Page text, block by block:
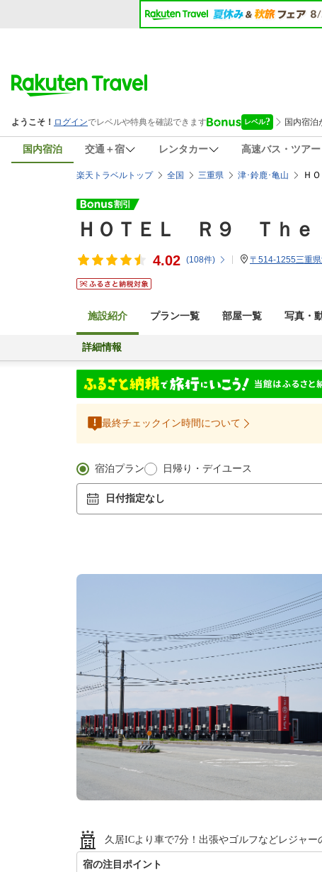
国内宿泊 交通＋宿 レンタカー 高速バス・ツアー
楽天トラベルトップ 全国 三重県 津･鈴鹿･亀山 Ｈ
ＨＯＴＥＬ Ｒ９ Ｔｈ
4.02 (108件) 〒514-1255三重
施設紹介 プラン一覧 部屋一覧 写真・
詳細情報
最終チェックイン時間について
宿泊プラン 日帰り・デイユース
日付指定なし
久居ICより車で7分！出張やゴルフなどレジャ
宿の注目ポイント